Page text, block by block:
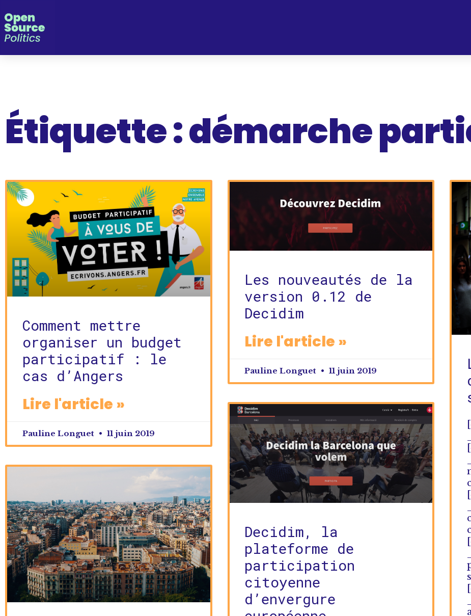
Étiquette : démarche
Comment mettre
organiser un budget
participatif : le
cas d’Angers
Lire l'article »
Pauline Longuet 11 juin 2019
Les nouveautés de la
version 0.12 de
Decidim
Lire l'article »
Pauline Longuet 11 juin 2019
Decidim, la
plateforme de
participation
citoyenne
d’envergure